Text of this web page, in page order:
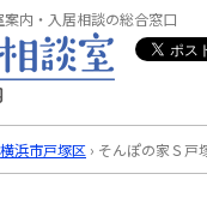
内・入居相談の総合窓口
横浜市戸塚区 › そんぽの家Ｓ戸